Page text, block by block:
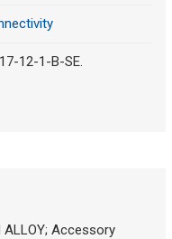
12-1-B-SE.
ALLOY; Accessory